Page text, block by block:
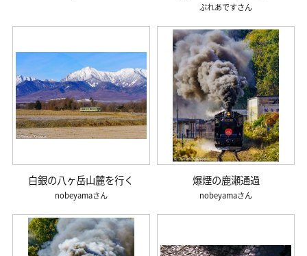
ぷれあです
白銀の八ヶ岳山麓を行く
nobeyama
爆煙の鹿瀬通過
nobeyama